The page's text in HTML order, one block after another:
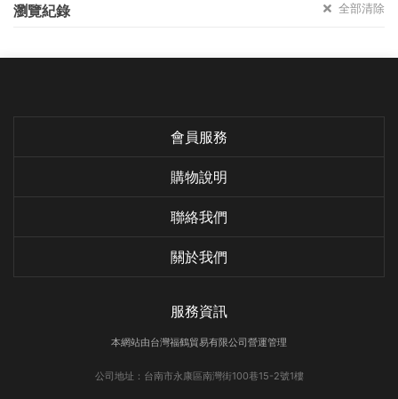
瀏覽紀錄 全部清除
會員服務
購物說明
聯絡我們
關於我們
服務資訊
本網站由台灣福鶴貿易有限公司營運管理
公司地址：台南市永康區南灣街100巷15-2號1樓